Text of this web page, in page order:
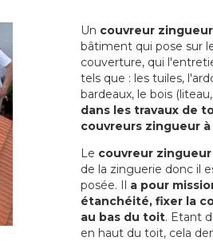
Un couvreur
bâtiment qui pose sur
couverture, qui
tels que : les tuiles,
bardeaux, le bois
dans les travaux de
couvreurs zingueur
Le couvreur
de la zinguerie donc il
posée. Il a pour
étanchéité, fixer la
au bas du toit. Etant
en haut du toit, cela